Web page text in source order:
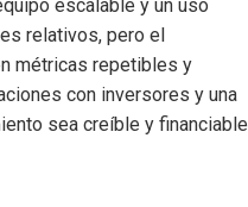
escalable y un uso
relativos, pero el
métricas repetibles y
con inversores y una
sea creíble y financiable